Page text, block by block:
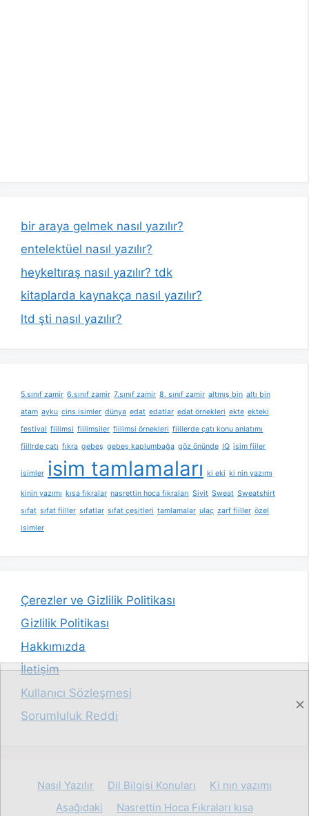
bir araya gelmek nasıl yazılır?
entelektüel nasıl yazılır?
heykeltıraş nasıl yazılır? tdk
kitaplarda kaynakça nasıl yazılır?
ltd şti nasıl yazılır?
5.sınıf zamir 6.sınıf zamir 7.sınıf zamir 8. sınıf zamir altmış bin altı bin
atam ayku cins isimler dünya edat edatlar edat örnekleri ekte ekteki
festival fiilimsi fiilimsiler fiilimsi örnekleri fiillerde çatı konu anlatımı
fiillrde çatı fıkra gebeş gebeş kaplumbağa göz önünde IQ isim fiiler
isimler isim tamlamaları ki eki ki nin yazımı
kinin yazımı kısa fıkralar nasrettin hoca fıkraları Sivit Sweat Sweatshirt
sıfat sıfat fiiller sıfatlar sıfat çeşitleri tamlamalar ulaç zarf fiiller özel
isimler
Çerezler ve Gizlilik Politikası
Gizlilik Politikası
Hakkımızda
İletişim
Kullanıcı Sözleşmesi
Sorumluluk Reddi
Nasıl Yazılır Dil Bilgisi Konuları
Ki nın yazımı
Aşağıdaki
Nasrettin Hoca Fıkraları kısa